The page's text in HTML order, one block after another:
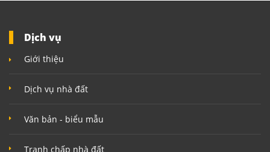
Dịch vụ
Giới thiệu
Dịch vụ nhà đất
Văn bản - biểu mẫu
Tranh chấp nhà đất